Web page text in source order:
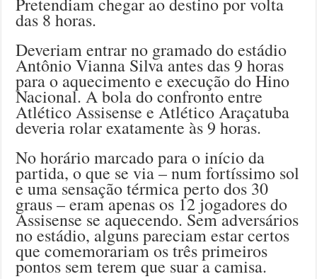
das 8 horas.
Deveriam entrar no gramado do estádio
Antônio Vianna Silva antes das 9 horas
para o aquecimento e execução do Hino
Nacional. A bola do confronto entre
Atlético Assisense e Atlético Araçatuba
deveria rolar exatamente às 9 horas.
No horário marcado para o início da
partida, o que se via – num fortíssimo sol
e uma sensação térmica perto dos 30
graus – eram apenas os 12 jogadores do
Assisense se aquecendo. Sem adversários
no estádio, alguns pareciam estar certos
que comemorariam os três primeiros
pontos sem terem que suar a camisa.